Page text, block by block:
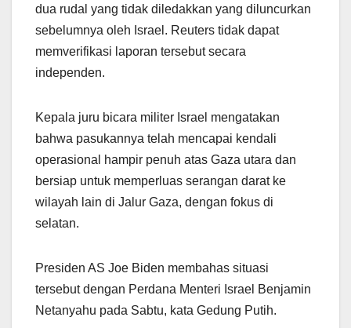
dua rudal yang tidak diledakkan yang diluncurkan
sebelumnya oleh Israel. Reuters tidak dapat
memverifikasi laporan tersebut secara
independen.
Kepala juru bicara militer Israel mengatakan
bahwa pasukannya telah mencapai kendali
operasional hampir penuh atas Gaza utara dan
bersiap untuk memperluas serangan darat ke
wilayah lain di Jalur Gaza, dengan fokus di
selatan.
Presiden AS Joe Biden membahas situasi
tersebut dengan Perdana Menteri Israel Benjamin
Netanyahu pada Sabtu, kata Gedung Putih.